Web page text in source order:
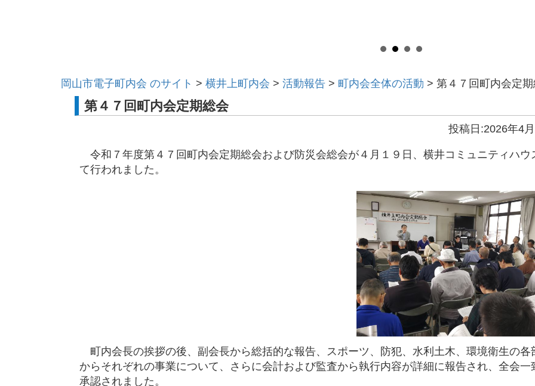
岡山市電子町内会 のサイト > 横井上町内会 > 活動報告 > 町内会全体の活動 > 第４７回町内会定
第４７回町内会定期総会
投稿日:2026年4
令和７年度第４７回町内会定期総会および防災会総会が４月１９日、横井コミュニティハウ
て行われました。
町内会長の挨拶の後、副会長から総括的な報告、スポーツ、防犯、水利土木、環境衛生の各
からそれぞれの事業について、さらに会計および監査から執行内容が詳細に報告され、全会一
承認されました。